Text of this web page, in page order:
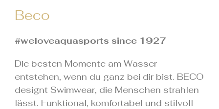
Beco
#weloveaquasports since 1927
Die besten Momente am Wasser
entstehen, wenn du ganz bei dir bist. BECO
designt Swimwear, die Menschen strahlen
lässt. Funktional, komfortabel und stilvoll